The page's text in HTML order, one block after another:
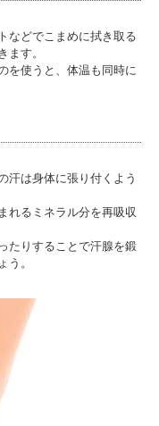
などでこまめに拭き取る
ます。
を使うと、体温も同時に
汗は身体に張り付くよう
れるミネラル分を再吸収
たりすることで汗腺を鍛
う。